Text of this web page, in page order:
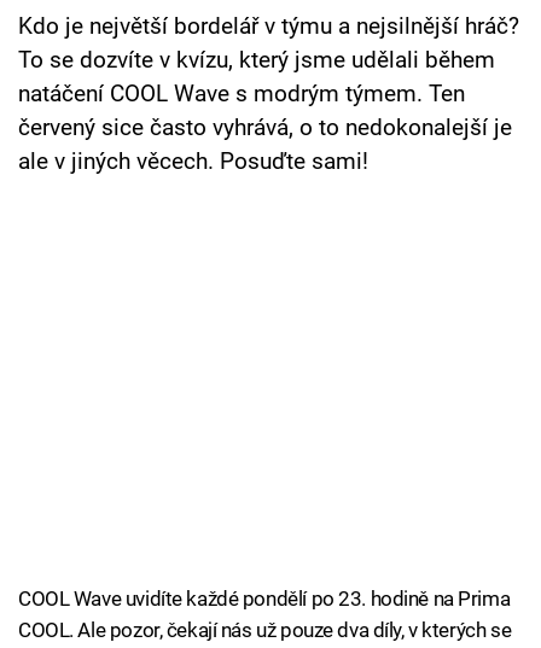
Sledujte prima+
Přihlášení
Kdo je největší bordelář v týmu a nejsilnější hráč?
To se dozvíte v kvízu, který jsme udělali během
natáčení COOL Wave s modrým týmem. Ten
červený sice často vyhrává, o to nedokonalejší je
ale v jiných věcech. Posuďte sami!
COOL Wave uvidíte každé pondělí po 23. hodině na Prima
COOL. Ale pozor, čekají nás už pouze dva díly, v kterých se